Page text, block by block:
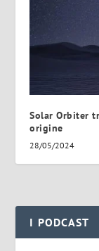
Solar Orbiter
origine
28/05/2024
I PODCAST